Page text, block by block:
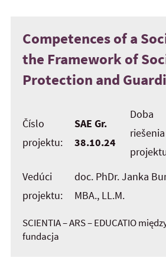
Competences of a
the Framework of
Protection and
Číslo
projektu:
SAE Gr.
38.10.24
Doba
riešenia
Vedúci
projektu:
doc. PhDr. Janka
MBA., LL.M.
SCIENTIA – ARS – EDUCATIO
fundacja